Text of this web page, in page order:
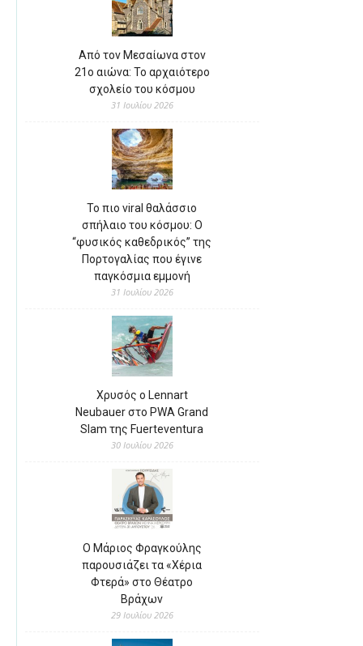
Από τον Μεσαίωνα στον
21ο αιώνα: Το αρχαιότερο
σχολείο του κόσμου
31 Ιουλίου 2026
Το πιο viral θαλάσσιο
σπήλαιο του κόσμου: Ο
“φυσικός καθεδρικός” της
Πορτογαλίας που έγινε
παγκόσμια εμμονή
31 Ιουλίου 2026
Χρυσός ο Lennart
Neubauer στο PWA Grand
Slam της Fuerteventura
30 Ιουλίου 2026
Ο Μάριος Φραγκούλης
παρουσιάζει τα «Χέρια
Φτερά» στο Θέατρο
Βράχων
29 Ιουλίου 2026